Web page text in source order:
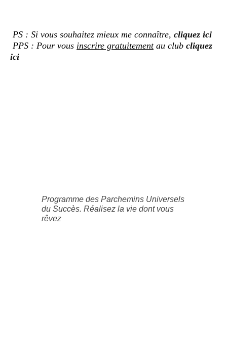
PS : Si vous souhaitez mieux me connaître, cliquez ici
PPS : Pour vous inscrire gratuitementau club cliquez
ici
Programme des Parchemins Universels
du Succès. Réalisez la vie dont vous
rêvez